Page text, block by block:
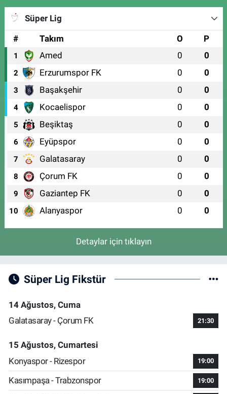
Süper Lig
#
Takım O P
1 Amed 0 0
2 Erzurumspor FK 0 0
3 Başakşehir 0 0
4 Kocaelispor 0 0
5 Beşiktaş 0 0
6 Eyüpspor 0 0
7 Galatasaray 0 0
8 Çorum FK 0 0
9 Gaziantep FK 0 0
10 Alanyaspor 0 0
Detaylar için tıklayın
Süper Lig Fikstür
14 Ağustos, Cuma
Galatasaray - Çorum FK
21:30
15 Ağustos, Cumartesi
Konyaspor - Rizespor
19:00
Kasımpaşa - Trabzonspor 19:00